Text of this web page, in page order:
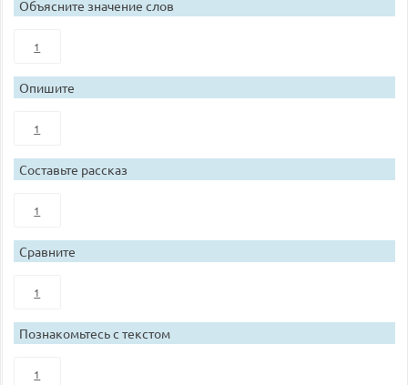
Объясните значение слов
1
Опишите
1
Составьте рассказ
1
Сравните
1
Познакомьтесь с текстом
1